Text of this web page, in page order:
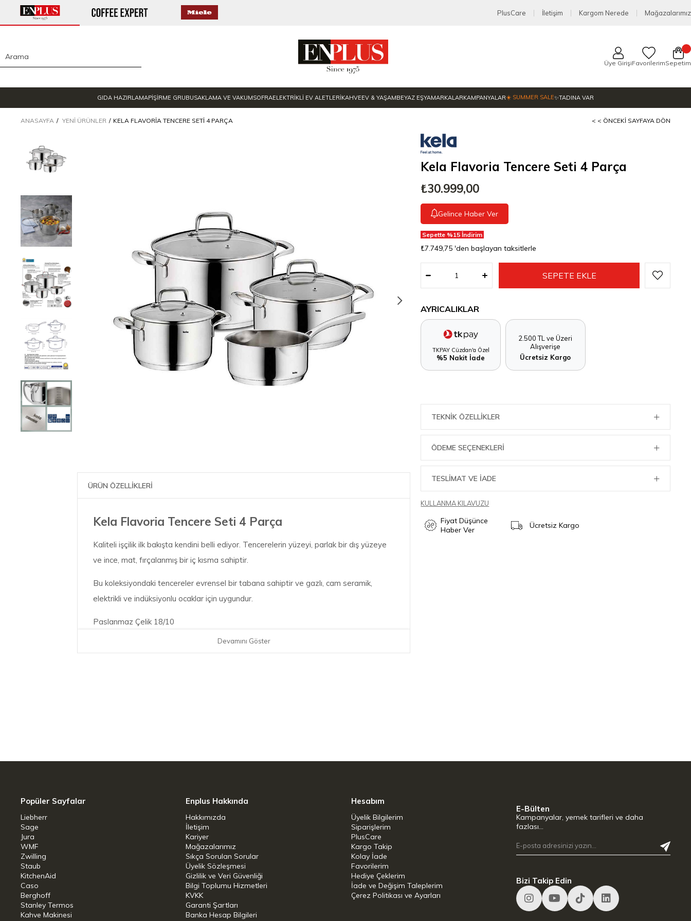
PlusCare İletişim Kargom Nerede Mağazalarımız
Üye GirişiFavorilerimSepetim
GIDA HAZIRLAMAPİŞİRME GRUBUSAKLAMA VE VAKUMSOFRAELEKTRİKLİ EV ALETLERİKAHVEEV & YAŞAMBEYAZ EŞYAMARKALARKAMPANYALAR☀️ SUMMER SALE✨TADINA VAR
ANASAYFA YENI ÜRÜNLER KELA FLAVORIA TENCERE SETI 4 PARÇA < < ÖNCEKI SAYFAYA DÖN
ÜRÜN ÖZELLİKLERİ
Kela Flavoria Tencere Seti 4 Parça
Kaliteli işçilik ilk bakışta kendini belli ediyor. Tencerelerin yüzeyi, parlak bir dış yüzeye
ve ince, mat, fırçalanmış bir iç kısma sahiptir.
Bu koleksiyondaki tencereler evrensel bir tabana sahiptir ve gazlı, cam seramik,
elektrikli ve indüksiyonlu ocaklar için uygundur.
Paslanmaz Çelik 18/10
Pratik cam kapak dahildir.
Devamını Göster
Kela Flavoria Tencere Seti 4 Parça
₺30.999,00
Gelince Haber Ver
Sepette %15 İndirim
₺7.749,75 'den başlayan taksitlerle
AYRICALIKLAR
TKPAY Cüzdan'a Özel
%5 Nakit İade
2.500 TL ve Üzeri
Alışverişe
Ücretsiz Kargo
TEKNIK ÖZELLIKLER
ÖDEME SEÇENEKLERI
TESLİMAT VE İADE
KULLANMA KILAVUZU
Fiyat Düşünce
Haber Ver
Ücretsiz Kargo
Popüler Sayfalar
Liebherr
Sage
Jura
WMF
Zwilling
Staub
KitchenAid
Caso
Berghoff
Stanley Termos
Kahve Makinesi
Enplus Hakkında
Hakkımızda
İletişim
Kariyer
Mağazalarımız
Sıkça Sorulan Sorular
Üyelik Sözleşmesi
Gizlilik ve Veri Güvenliği
Bilgi Toplumu Hizmetleri
KVKK
Garanti Şartları
Banka Hesap Bilgileri
Hesabım
Üyelik Bilgilerim
Siparişlerim
PlusCare
Kargo Takip
Kolay İade
Favorilerim
Hediye Çeklerim
İade ve Değişim Taleplerim
Çerez Politikası ve Ayarları
E-Bülten
Kampanyalar, yemek tarifleri ve daha
fazlası…
Bizi Takip Edin